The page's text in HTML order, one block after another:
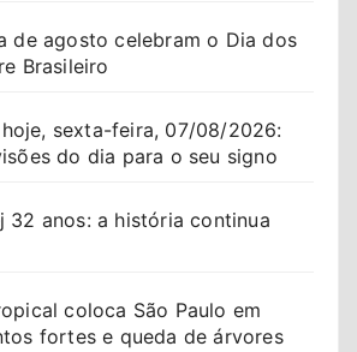
de agosto celebram o Dia dos
Brasileiro
sexta-feira, 07/08/2026:
do dia para o seu signo
32 anos: a história continua
coloca São Paulo em
fortes e queda de árvores